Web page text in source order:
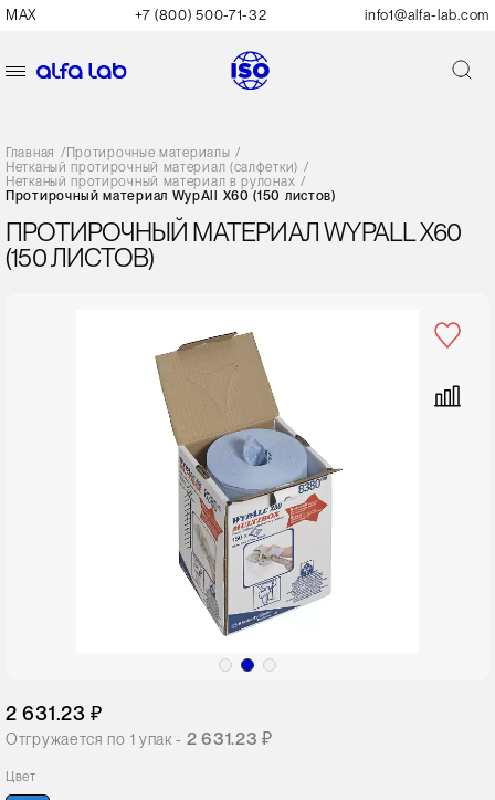
MAX +7 (800) 500-71-32 info1@alfa-lab.com
Главная / Протирочные материалы /
Нетканый протирочный материал (салфетки) /
Нетканый протирочный материал в рулонах /
Протирочный материал WypAll X60 (150 листов)
ПРОТИРОЧНЫЙ МАТЕРИАЛ WYPALL X60
(150 ЛИСТОВ)
2 631.23 ₽
Отгружается по 1 упак - 2 631.23 ₽
Цвет